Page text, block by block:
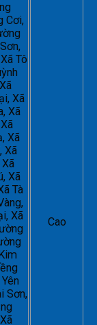
Cơi,
Tô
Xã
Xã
Xã
Xã
Xã
Tà
Xã
Sơn,
Cao